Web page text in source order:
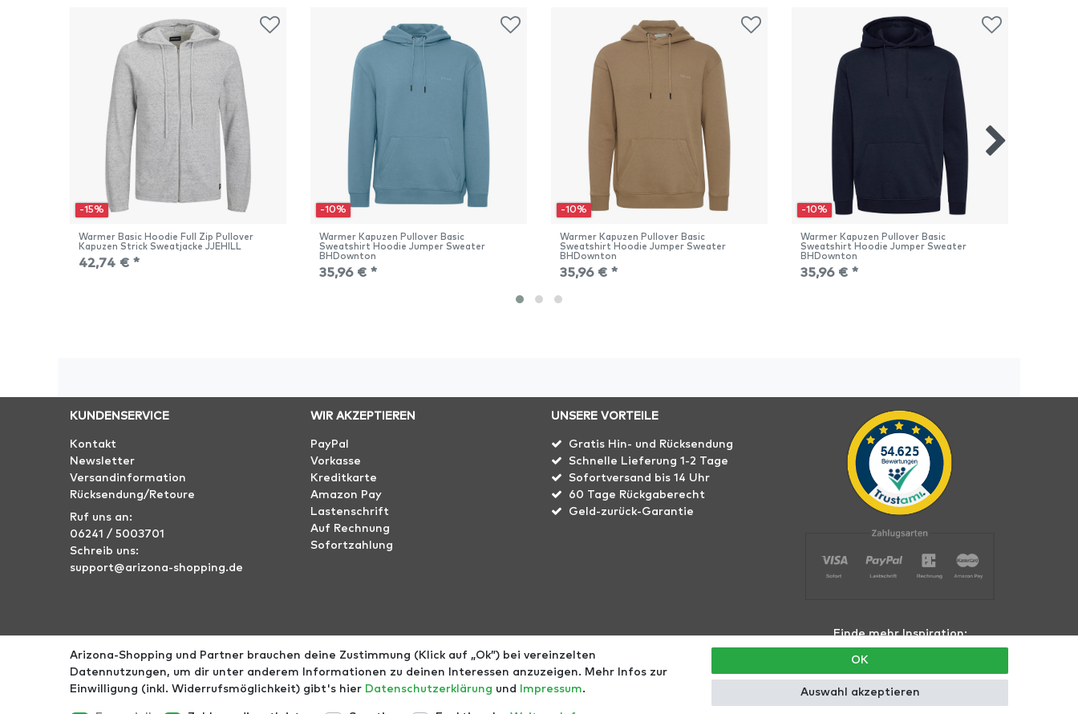
-15%
Warmer Basic Hoodie Full Zip Pullover
Kapuzen Strick Sweatjacke JJEHILL
42,74 € *
-10%
Warmer Kapuzen Pullover Basic
Sweatshirt Hoodie Jumper Sweater
BHDownton
35,96 € *
-10%
Warmer Kapuzen Pullover Basic
Sweatshirt Hoodie Jumper Sweater
BHDownton
35,96 € *
-10%
Warmer Kapuzen Pullover Basic
Sweatshirt Hoodie Jumper Sweater
BHDownton
35,96 € *
KUNDENSERVICE
Kontakt
Newsletter
Versandinformation
Rücksendung/Retoure
Ruf uns an:
06241 / 5003701
Schreib uns:
support@arizona-shopping.de
WIR AKZEPTIEREN
PayPal
Vorkasse
Kreditkarte
Amazon Pay
Lastenschrift
Auf Rechnung
Sofortzahlung
UNSERE VORTEILE
Gratis Hin- und Rücksendung
Schnelle Lieferung 1-2 Tage
Sofortversand bis 14 Uhr
60 Tage Rückgaberecht
Geld-zurück-Garantie
Impressum AGB Datenschutz Widerrufs­recht Größentabellen Blog EGOMAXX
Finde mehr Inspiration:
Arizona-Shopping und Partner brauchen deine Zustimmung (Klick auf „Ok”) bei vereinzelten
Datennutzungen, um dir unter anderem Informationen zu deinen Interessen anzuzeigen. Mehr Infos zur
Einwilligung (inkl. Widerrufsmöglichkeit) gibt's hier Daten­schutz­erklärung und Impressum.
OK
Auswahl akzeptieren